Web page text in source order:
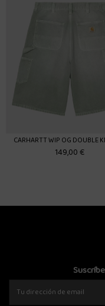
CARHARTT WIP OG DOUBLE
149,00 €